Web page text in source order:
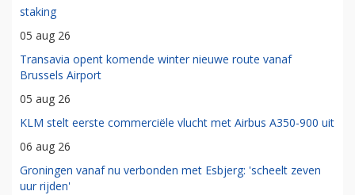
staking
05 aug 26
Transavia opent komende winter nieuwe route vanaf
Brussels Airport
05 aug 26
KLM stelt eerste commerciële vlucht met Airbus A350-900 uit
06 aug 26
Groningen vanaf nu verbonden met Esbjerg: 'scheelt zeven
uur rijden'